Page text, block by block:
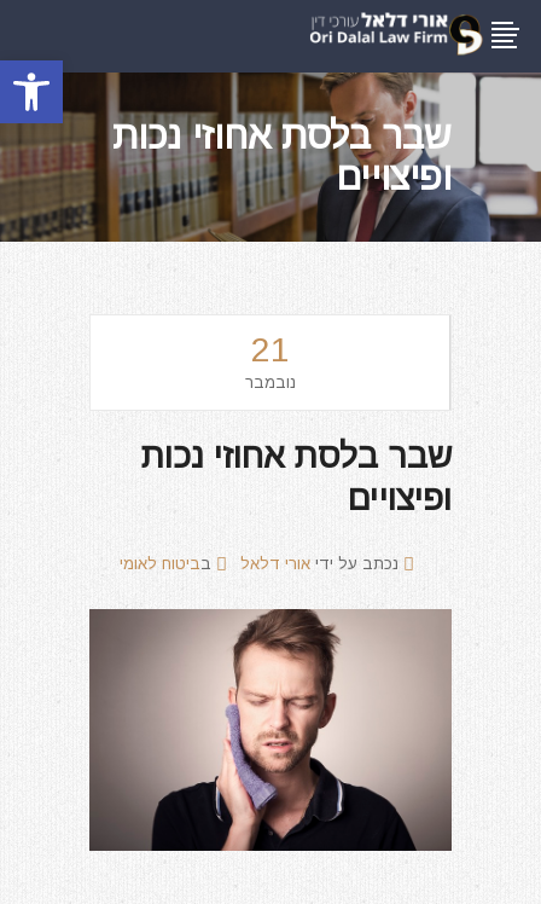
פתח
שבר בלסת אחוזי נכות
ופיצויים
21
נובמבר
שבר בלסת אחוזי נכות
ופיצויים
נכתב על ידי אורי דלאל בביטוח לאומי